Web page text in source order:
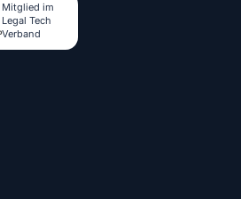
Mitglied im
Legal Tech
Verband